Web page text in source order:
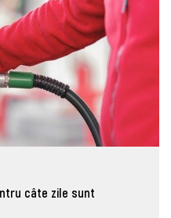
câte zile sunt